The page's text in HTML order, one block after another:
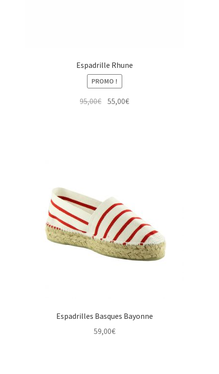
Espadrille Rhune
PROMO !
95,00€ Le
55,00€Le
Espadrilles Basques Bayonne
59,00€